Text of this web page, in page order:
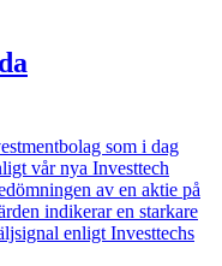
som i dag
vår nya Investtech
av en aktie på
indikerar en starkare
enligt Investtechs